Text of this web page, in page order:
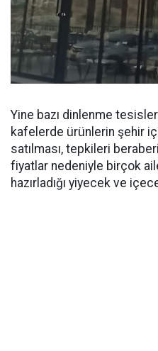
Yine bazı dinlenme
kafelerde ürünlerin şehir
satılması, tepkileri
fiyatlar nedeniyle birçok
hazırladığı yiyecek ve